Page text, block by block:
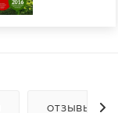
ОТЗЫВЫ